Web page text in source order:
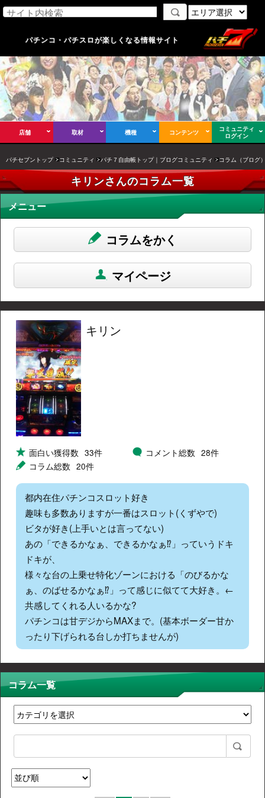
パチンコ・パチスロが楽しくなる情報サイト
店舗 取材 機種 コンテンツ
コミュニティ
ログイン
パチセブントップ コミュニティ パチ７自由帳トップ｜ブログコミュニティ コラム（ブログ
キリンさんのコラム一覧
メニュー
コラムをかく
マイページ
キリン
面白い獲得数 33件 コメント総数 28件
コラム総数 20件
都内在住パチンコスロット好き
趣味も多数ありますが一番はスロット(くずやで)
ビタが好き(上手いとは言ってない)
あの「できるかなぁ、できるかなぁ⁉」っていうドキ
ドキが、
様々な台の上乗せ特化ゾーンにおける「のびるかな
ぁ、のばせるかなぁ⁉」って感じに似てて大好き。←
共感してくれる人いるかな?
パチンコは甘デジからMAXまで。(基本ボーダー甘か
ったり下げられる台しか打ちませんが)
コラム一覧